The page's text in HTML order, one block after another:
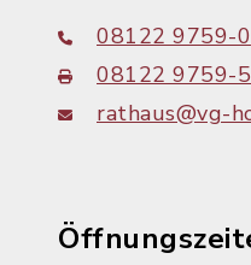
08122 9759-0
08122 9759-
rathaus@vg-